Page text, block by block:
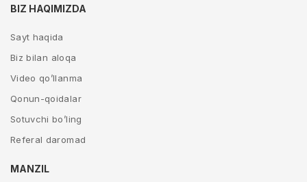
BIZ HAQIMIZDA
Sayt haqida
Biz bilan aloqa
Video qo’llanma
Qonun-qoidalar
Sotuvchi bo’ling
Referal daromad
MANZIL